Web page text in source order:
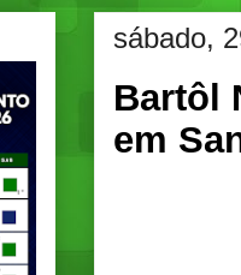
sábado,
Bartôl
em